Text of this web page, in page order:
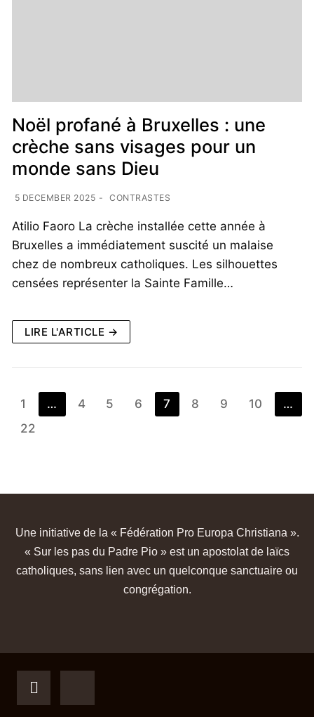
Noël profané à Bruxelles : une
crèche sans visages pour un
monde sans Dieu
5 DECEMBER 2025 - CONTRASTES
Atilio Faoro La crèche installée cette année à
Bruxelles a immédiatement suscité un malaise
chez de nombreux catholiques. Les silhouettes
censées représenter la Sainte Famille…
LIRE L'ARTICLE →
1 … 4 5 6 7 8 9 10
…
22
Une initiative de la « Fédération Pro Europa Christiana ».
« Sur les pas du Padre Pio » est un apostolat de laïcs
catholiques, sans lien avec un quelconque sanctuaire ou
congrégation.